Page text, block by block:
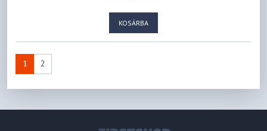
KOSÁRBA
1 2